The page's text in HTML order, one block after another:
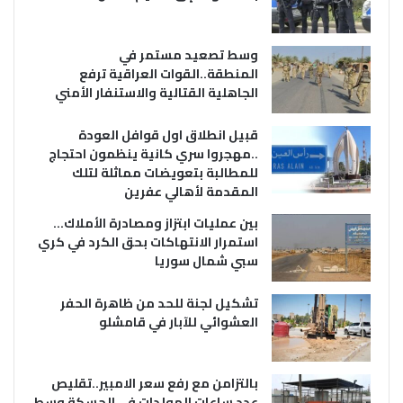
وسط تصعيد مستمر في
المنطقة..القوات العراقية ترفع
الجاهلية القتالية والاستنفار الأمني
قبيل انطلاق اول قوافل العودة
..مهجروا سري كانية ينظمون احتجاج
للمطالبة بتعويضات مماثلة لتلك
المقدمة لأهالي عفرين
بين عمليات ابتزاز ومصادرة الأملاك…
استمرار الانتهاكات بحق الكرد في كري
سبي شمال سوريا
تشكيل لجنة للحد من ظاهرة الحفر
العشوائي للآبار في قامشلو
بالتزامن مع رفع سعر الامبير..تقليص